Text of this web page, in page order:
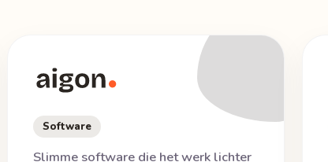
Software
Slimme software die het werk lichter